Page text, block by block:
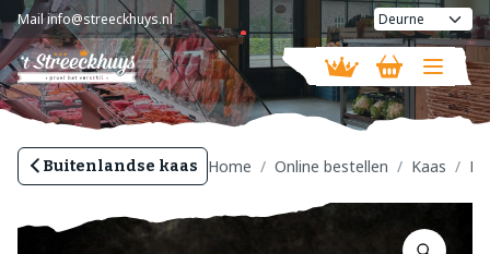
Mailinfo@streeckhuys.nl
Vandaag geopend van08:30 - 18:00
Buitenlandse kaas Home Online bestellen Kaas